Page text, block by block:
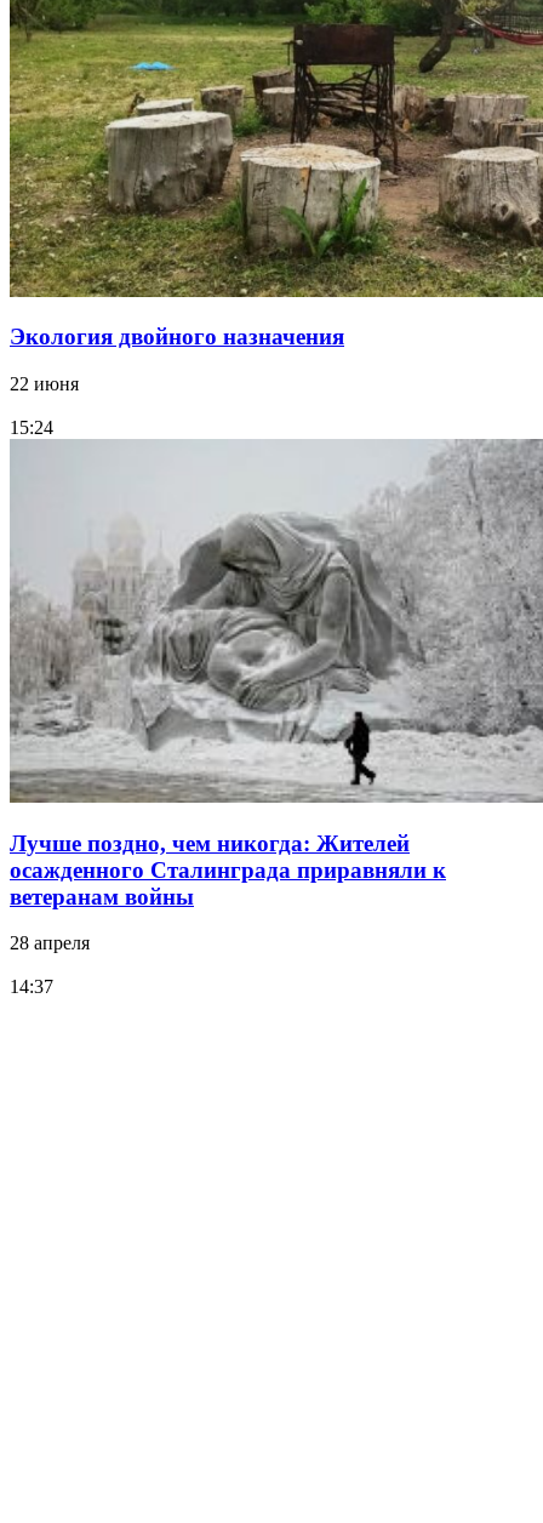
Экология двойного назначения
22 июня
15:24
Лучше поздно, чем никогда: Жителей
осажденного Сталинграда приравняли к
ветеранам войны
28 апреля
14:37